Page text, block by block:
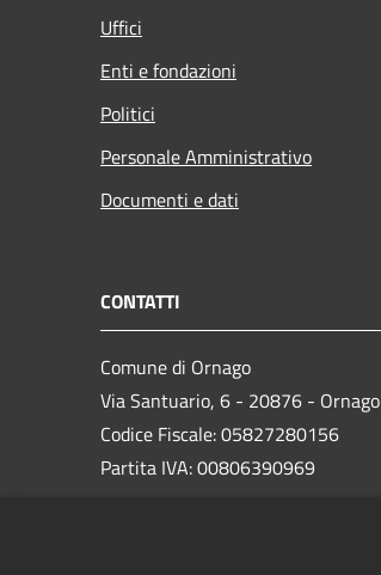
Uffici
Enti e fondazioni
Politici
Personale Amministrativo
Documenti e dati
CONTATTI
Comune di Ornago
Via Santuario, 6 - 20876 - Ornago
Codice Fiscale: 05827280156
Partita IVA: 00806390969